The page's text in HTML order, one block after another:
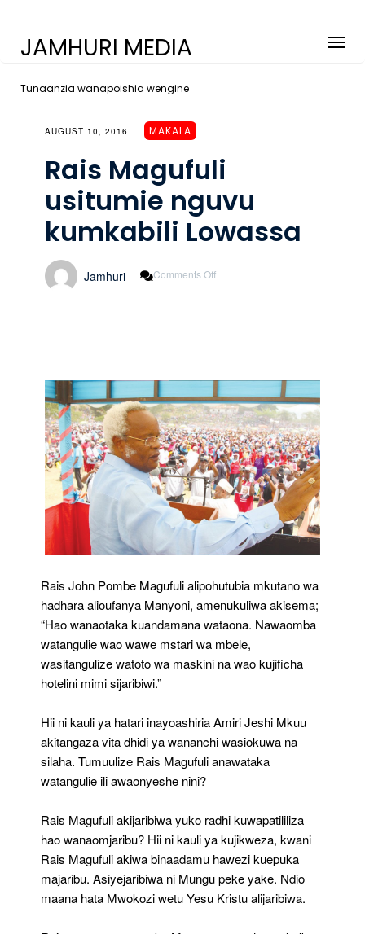
JAMHURI MEDIA
Tunaanzia wanapoishia wengine
AUGUST 10, 2016 MAKALA
Rais Magufuli
usitumie nguvu
kumkabili Lowassa
Jamhuri Comments Off
Rais John Pombe Magufuli alipohutubia mkutano wa
hadhara alioufanya Manyoni, amenukuliwa akisema;
“Hao wanaotaka kuandamana wataona. Nawaomba
watangulie wao wawe mstari wa mbele,
wasitangulize watoto wa maskini na wao kujificha
hotelini mimi sijaribiwi.”
Hii ni kauli ya hatari inayoashiria Amiri Jeshi Mkuu
akitangaza vita dhidi ya wananchi wasiokuwa na
silaha. Tumuulize Rais Magufuli anawataka
watangulie ili awaonyeshe nini?
Rais Magufuli akijaribiwa yuko radhi kuwapatililiza
hao wanaomjaribu? Hii ni kauli ya kujikweza, kwani
Rais Magufuli akiwa binaadamu hawezi kuepuka
majaribu. Asiyejaribiwa ni Mungu peke yake. Ndio
maana hata Mwokozi wetu Yesu Kristu alijaribiwa.